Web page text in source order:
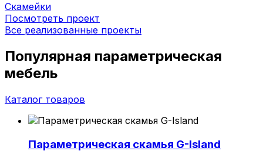
Скамейки
Посмотреть проект
Все реализованные проекты
Популярная параметрическая
мебель
Каталог товаров
Параметрическая скамья G-Island